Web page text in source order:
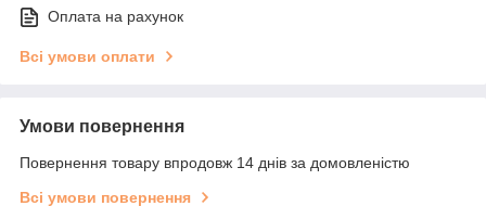
Оплата на рахунок
Всі умови оплати
Умови повернення
Повернення товару впродовж 14 днів за домовленістю
Всі умови повернення